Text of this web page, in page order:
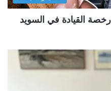
القيادة في السويد